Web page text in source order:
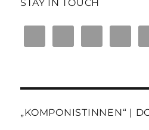
STAY IN TOUCH
„KOMPONISTINNEN“ |